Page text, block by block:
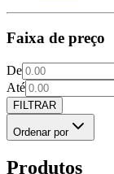
Faixa de preço
De
Até
FILTRAR
Ordenar por
Produtos